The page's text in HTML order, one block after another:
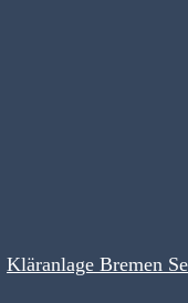
Kläranlage Bremen